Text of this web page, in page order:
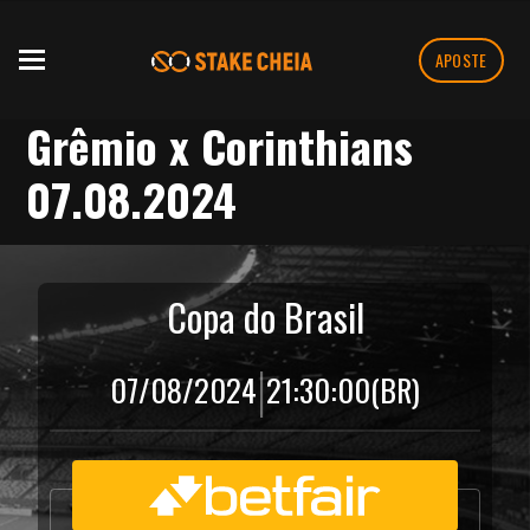
APOSTE
Grêmio x Corinthians
07.08.2024
Copa do Brasil
07/08/2024|21:30:00(BR)